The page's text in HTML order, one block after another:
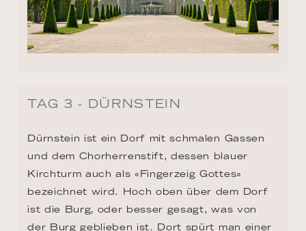
TAG 3 - DÜRNSTEIN
Dürnstein ist ein Dorf mit schmalen Gassen
und dem Chorherrenstift, dessen blauer
Kirchturm auch als «Fingerzeig Gottes»
bezeichnet wird. Hoch oben über dem Dorf
ist die Burg, oder besser gesagt, was von
der Burg geblieben ist. Dort spürt man einer